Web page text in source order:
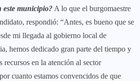
este municipio? A lo que el burgomaestre
respondió: “Antes, es bueno que se
mi llegada al gobierno local de
hemos dedicado gran parte del tiempo y
recursos en la atención al sector
cuanto estamos convencidos de que